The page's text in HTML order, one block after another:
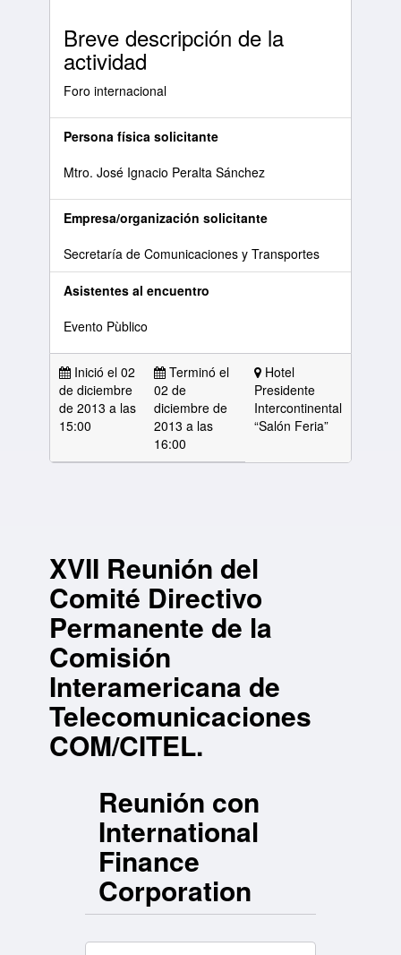
Breve descripción de la
actividad
Foro internacional
Persona física solicitante
Mtro. José Ignacio Peralta Sánchez
Empresa/organización solicitante
Secretaría de Comunicaciones y Transportes
Asistentes al encuentro
Evento Pùblico
Inició el 02
de diciembre
de 2013 a las
15:00
Terminó el
02 de
diciembre de
2013 a las
16:00
Hotel
Presidente
Intercontinental
“Salón Feria”
XVII Reunión del
Comité Directivo
Permanente de la
Comisión
Interamericana de
Telecomunicaciones
COM/CITEL.
Reunión con
International
Finance
Corporation